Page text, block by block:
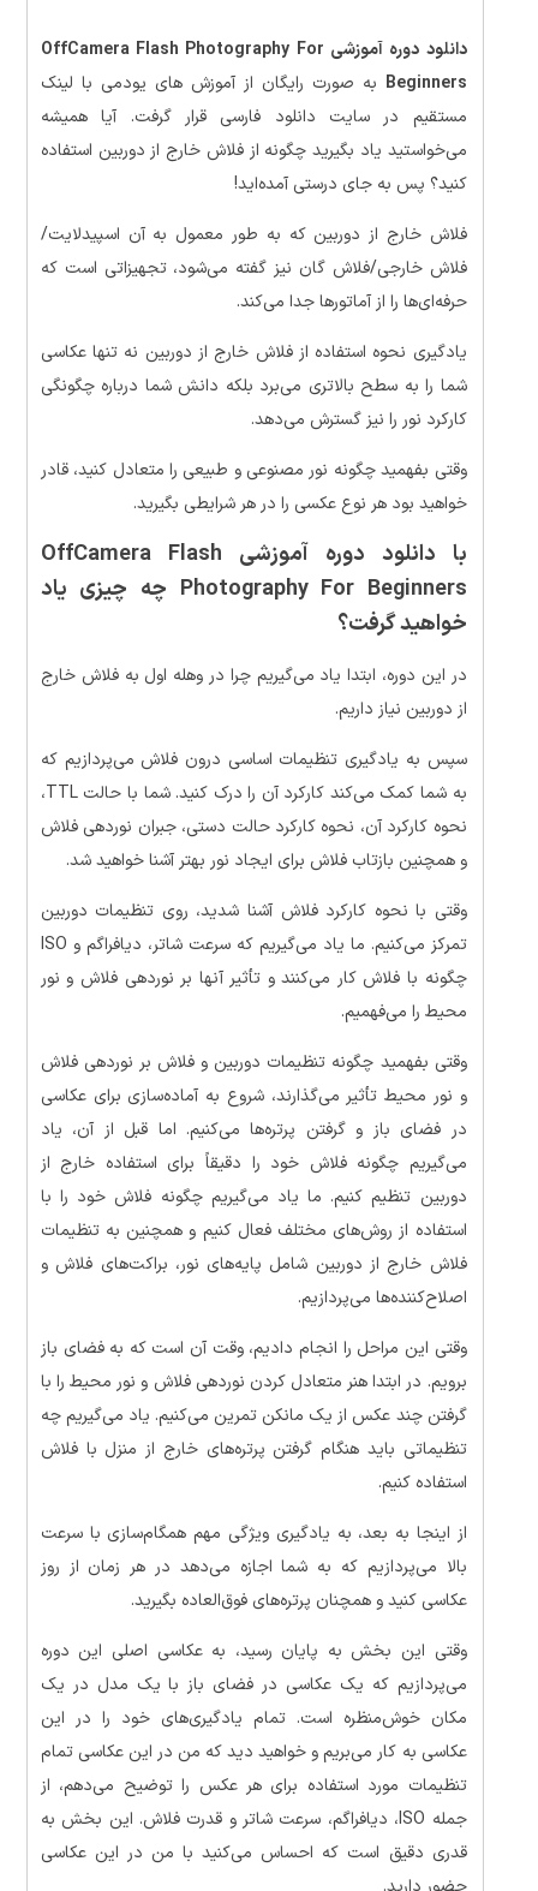
دانلود دوره آموزشی OffCamera Flash Photography For
Beginners به صورت رایگان از آموزش های یودمی با لینک
مستقیم در سایت دانلود فارسی قرار گرفت. آیا همیشه
می‌خواستید یاد بگیرید چگونه از فلاش خارج از دوربین استفاده
کنید؟ پس به جای درستی آمده‌اید!
فلاش خارج از دوربین که به طور معمول به آن اسپیدلایت/
فلاش خارجی/فلاش گان نیز گفته می‌شود، تجهیزاتی است که
حرفه‌ای‌ها را از آماتورها جدا می‌کند.
یادگیری نحوه استفاده از فلاش خارج از دوربین نه تنها عکاسی
شما را به سطح بالاتری می‌برد بلکه دانش شما درباره چگونگی
کارکرد نور را نیز گسترش می‌دهد.
وقتی بفهمید چگونه نور مصنوعی و طبیعی را متعادل کنید، قادر
خواهید بود هر نوع عکسی را در هر شرایطی بگیرید.
با
دانلود دوره آموزشی OffCamera Flash
Photography For Beginners چه چیزی یاد
خواهید گرفت؟
در این دوره، ابتدا یاد می‌گیریم چرا در وهله اول به فلاش خارج
از دوربین نیاز داریم.
سپس به یادگیری تنظیمات اساسی درون فلاش می‌پردازیم که
به شما کمک می‌کند کارکرد آن را درک کنید. شما با حالت TTL،
نحوه کارکرد آن، نحوه کارکرد حالت دستی، جبران نوردهی فلاش
و همچنین بازتاب فلاش برای ایجاد نور بهتر آشنا خواهید شد.
وقتی با نحوه کارکرد فلاش آشنا شدید، روی تنظیمات دوربین
تمرکز می‌کنیم. ما یاد می‌گیریم که سرعت شاتر، دیافراگم و ISO
چگونه با فلاش کار می‌کنند و تأثیر آنها بر نوردهی فلاش و نور
محیط را می‌فهمیم.
وقتی بفهمید چگونه تنظیمات دوربین و فلاش بر نوردهی فلاش
و نور محیط تأثیر می‌گذارند، شروع به آماده‌سازی برای عکاسی
در فضای باز و گرفتن پرتره‌ها می‌کنیم. اما قبل از آن، یاد
می‌گیریم چگونه فلاش خود را دقیقاً برای استفاده خارج از
دوربین تنظیم کنیم. ما یاد می‌گیریم چگونه فلاش خود را با
استفاده از روش‌های مختلف فعال کنیم و همچنین به تنظیمات
فلاش خارج از دوربین شامل پایه‌های نور، براکت‌های فلاش و
اصلاح‌کننده‌ها می‌پردازیم.
وقتی این مراحل را انجام دادیم، وقت آن است که به فضای باز
برویم. در ابتدا هنر متعادل کردن نوردهی فلاش و نور محیط را با
گرفتن چند عکس از یک مانکن تمرین می‌کنیم. یاد می‌گیریم چه
تنظیماتی باید هنگام گرفتن پرتره‌های خارج از منزل با فلاش
استفاده کنیم.
از اینجا به بعد، به یادگیری ویژگی مهم همگام‌سازی با سرعت
بالا می‌پردازیم که به شما اجازه می‌دهد در هر زمان از روز
عکاسی کنید و همچنان پرتره‌های فوق‌العاده بگیرید.
وقتی این بخش به پایان رسید، به عکاسی اصلی این دوره
می‌پردازیم که یک عکاسی در فضای باز با یک مدل در یک
مکان خوش‌منظره است. تمام یادگیری‌های خود را در این
عکاسی به کار می‌بریم و خواهید دید که من در این عکاسی تمام
تنظیمات مورد استفاده برای هر عکس را توضیح می‌دهم، از
جمله ISO، دیافراگم، سرعت شاتر و قدرت فلاش. این بخش به
قدری دقیق است که احساس می‌کنید با من در این عکاسی